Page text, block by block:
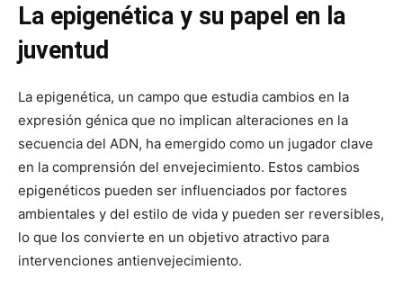
La epigenética y su papel en la
juventud
La epigenética, un campo que estudia cambios en la
expresión génica que no implican alteraciones en la
secuencia del ADN, ha emergido como un jugador clave
en la comprensión del envejecimiento. Estos cambios
epigenéticos pueden ser influenciados por factores
ambientales y del estilo de vida y pueden ser reversibles,
lo que los convierte en un objetivo atractivo para
intervenciones antienvejecimiento.